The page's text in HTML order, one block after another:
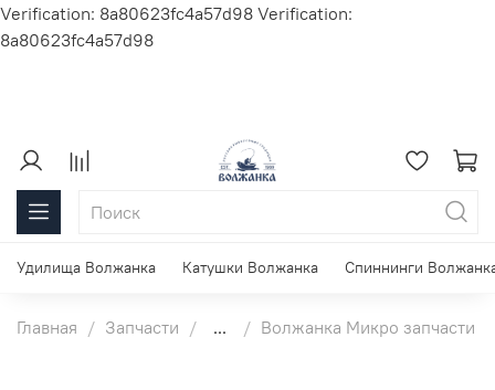
Verification: 8a80623fc4a57d98 Verification:
8a80623fc4a57d98
Удилища Волжанка Катушки Волжанка Спиннинги
Главная Запчасти ... Волжанка Микро запчасти